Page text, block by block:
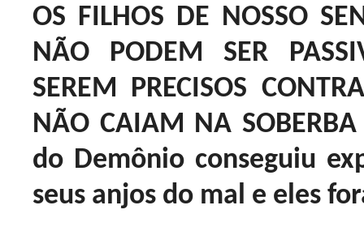
OS FILHOS DE NOSSO
NÃO PODEM SER
SEREM PRECISOS
NÃO CAIAM NA
do Demônio conseguiu
seus anjos do mal e eles